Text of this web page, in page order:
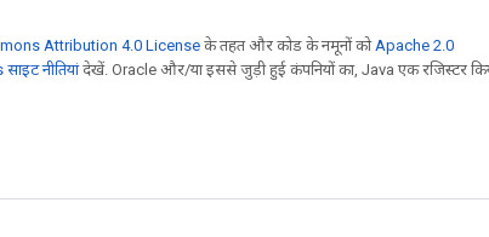
Attribution 4.0 License के तहत और कोड के नमूनों कोApache 2.0
नीतियांदेखें. Oracle और/या इससे जुड़ी हुई कंपनियों का, Java एक रजिस्टर